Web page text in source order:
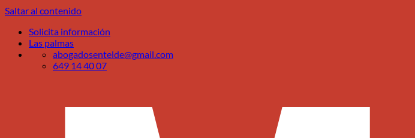
Saltar al contenido
Solicita información
Las palmas
abogadosentelde@gmail.com
649 14 40 07